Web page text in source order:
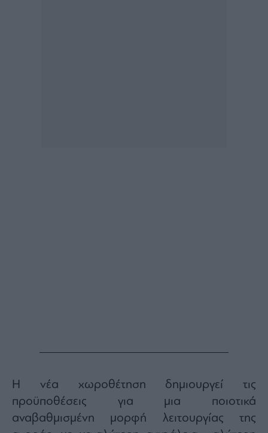
Η νέα χωροθέτηση δημιουργεί τις
προϋποθέσεις για μια ποιοτικά
αναβαθμισμένη μορφή λειτουργίας της